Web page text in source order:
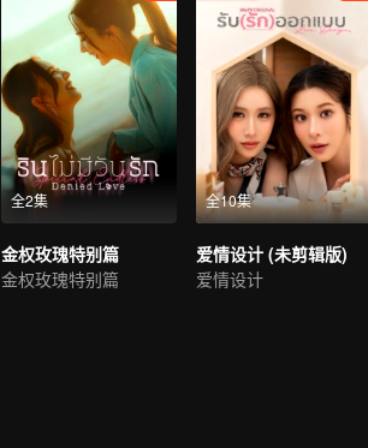
全2集
金权玫瑰特别篇
金权玫瑰特别篇
全10集
爱情设计 (未剪辑版)
爱情设计